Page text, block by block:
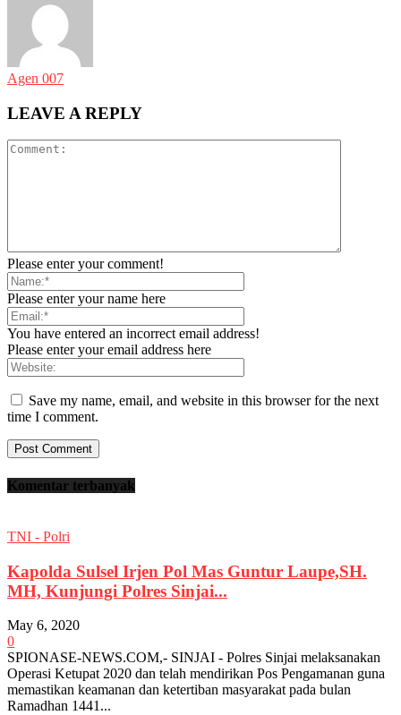
Agen 007
LEAVE A REPLY
Please enter your comment!
Please enter your name here
You have entered an incorrect email address!
Please enter your email address here
Save my name, email, and website in this browser for the next
time I comment.
Komentar terbanyak
TNI - Polri
Kapolda Sulsel Irjen Pol Mas Guntur Laupe,SH.
MH, Kunjungi Polres Sinjai...
May 6, 2020
0
SPIONASE-NEWS.COM,- SINJAI - Polres Sinjai melaksanakan
Operasi Ketupat 2020 dan telah mendirikan Pos Pengamanan guna
memastikan keamanan dan ketertiban masyarakat pada bulan
Ramadhan 1441...